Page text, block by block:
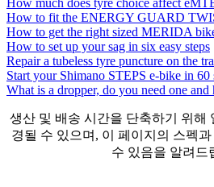
How much does tyre choice affect
How to fit the ENERGY GUARD
How to get the right sized MERIDA
How to set up your sag in six easy steps
Repair a tubeless tyre puncture on the
Start your Shimano STEPS e-bike in 60
What is a dropper, do you need one
생산 및 배송 시간을 단축하기 위해
경될 수 있으며, 이 페이지의 스펙
수 있음을 알려드